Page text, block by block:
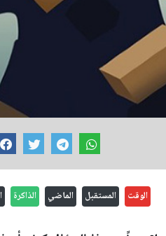
الوقت المستقبل الماضي الذاكرة